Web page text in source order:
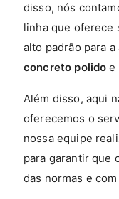
disso, nós
linha que oferece
alto padrão para a
concreto polido e
Além disso, aqui
oferecemos o
nossa equipe
para garantir que
das normas e